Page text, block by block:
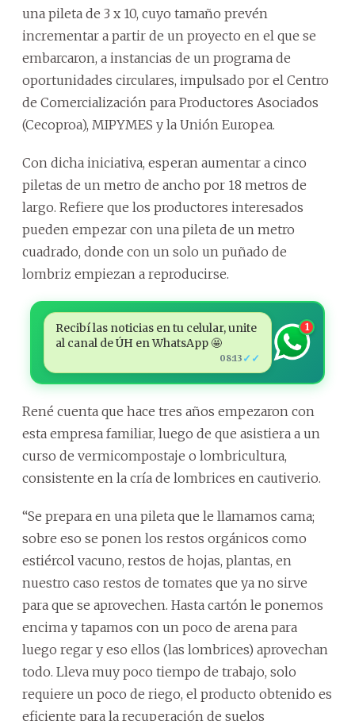
una pileta de 3 x 10, cuyo tamaño prevén
incrementar a partir de un proyecto en el que se
embarcaron, a instancias de un programa de
oportunidades circulares, impulsado por el Centro
de Comercialización para Productores Asociados
(Cecoproa), MIPYMES y la Unión Europea.
Con dicha iniciativa, esperan aumentar a cinco
piletas de un metro de ancho por 18 metros de
largo. Refiere que los productores interesados
pueden empezar con una pileta de un metro
cuadrado, donde con un solo un puñado de
lombriz empiezan a reproducirse.
Recibí las noticias en tu celular, unite
al canal de ÚH en WhatsApp 🤩
08:13 ✓✓
1
René cuenta que hace tres años empezaron con
esta empresa familiar, luego de que asistiera a un
curso de vermicompostaje o lombricultura,
consistente en la cría de lombrices en cautiverio.
“Se prepara en una pileta que le llamamos cama;
sobre eso se ponen los restos orgánicos como
estiércol vacuno, restos de hojas, plantas, en
nuestro caso restos de tomates que ya no sirve
para que se aprovechen. Hasta cartón le ponemos
encima y tapamos con un poco de arena para
luego regar y eso ellos (las lombrices) aprovechan
todo. Lleva muy poco tiempo de trabajo, solo
requiere un poco de riego, el producto obtenido es
eficiente para la recuperación de suelos